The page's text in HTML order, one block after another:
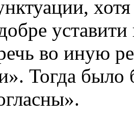
во иную
Тогда было